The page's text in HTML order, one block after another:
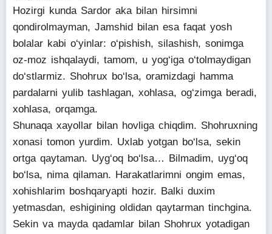
Hozirgi kunda Sardor aka bilan hirsimni
qondirolmayman, Jamshid bilan esa faqat yosh
bolalar kabi o‘yinlar: o‘pishish, silashish, sonimga
oz-moz ishqalaydi, tamom, u yog‘iga o‘tolmaydigan
do‘stlarmiz. Shohrux bo‘lsa, oramizdagi hamma
pardalarni yulib tashlagan, xohlasa, og‘zimga beradi,
xohlasa, orqamga.
Shunaqa xayollar bilan hovliga chiqdim. Shohruxning
xonasi tomon yurdim. Uxlab yotgan bo‘lsa, sekin
ortga qaytaman. Uyg‘oq bo‘lsa… Bilmadim, uyg‘oq
bo‘lsa, nima qilaman. Harakatlarimni ongim emas,
xohishlarim boshqaryapti hozir. Balki duxim
yetmasdan, eshigining oldidan qaytarman tinchgina.
Sekin va mayda qadamlar bilan Shohrux yotadigan